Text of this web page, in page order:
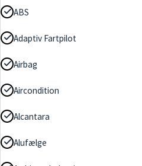
ABS
Adaptiv Fartpilot
Airbag
Aircondition
Alcantara
Alufælge